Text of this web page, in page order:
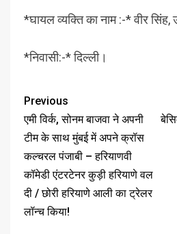
*घायल व्यक्ति का नाम :-* वीर सिंह,
*निवासी:-* दिल्ली।
Previous
एमी विर्क, सोनम बाजवा ने अपनी
टीम के साथ मुंबई में अपने क्रॉस
कल्चरल पंजाबी – हरियाणवी
कॉमेडी एंटरटेनर कुड़ी हरियाणे वल
दी / छोरी हरियाणे आली का ट्रेलर
लॉन्च किया!